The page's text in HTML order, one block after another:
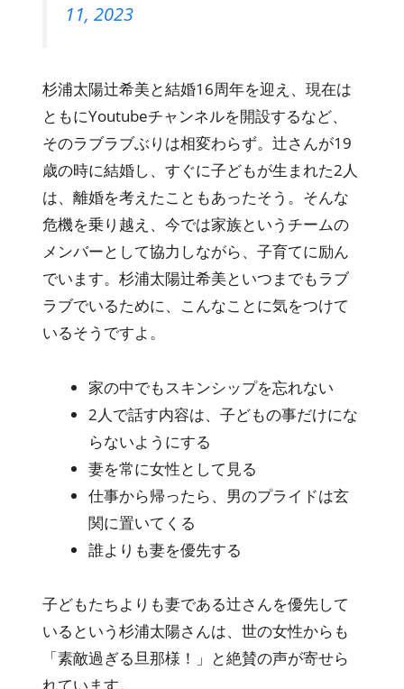
11, 2023
杉浦太陽辻希美と結婚16周年を迎え、現在は
ともにYoutubeチャンネルを開設するなど、
そのラブラブぶりは相変わらず。辻さんが19
歳の時に結婚し、すぐに子どもが生まれた2人
は、離婚を考えたこともあったそう。そんな
危機を乗り越え、今では家族というチームの
メンバーとして協力しながら、子育てに励ん
でいます。杉浦太陽辻希美といつまでもラブ
ラブでいるために、こんなことに気をつけて
いるそうですよ。
家の中でもスキンシップを忘れない
2人で話す内容は、子どもの事だけにな
らないようにする
妻を常に女性として見る
仕事から帰ったら、男のプライドは玄
関に置いてくる
誰よりも妻を優先する
子どもたちよりも妻である辻さんを優先して
いるという杉浦太陽さんは、世の女性からも
「素敵過ぎる旦那様！」と絶賛の声が寄せら